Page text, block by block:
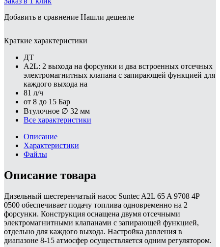
Добавить в сравнение Нашли дешевле
Краткие характеристики
ДТ
A2L: 2 выхода на форсунки и два встроенных отсечных
электромагнитных клапана с запирающей функцией для
каждого выхода на
81 л/ч
от 8 до 15 Бар
Втулочное ∅ 32 мм
Все характеристики
Описание
Характеристики
Файлы
Описание товара
Дизельный шестеренчатый насос Suntec A2L 65 A 9708 4P
0500 обеспечивает подачу топлива одновременно на 2
форсунки. Конструкция оснащена двумя отсечными
электромагнитными клапанами с запирающей функцией,
отдельно для каждого выхода. Настройка давления в
диапазоне 8-15 атмосфер осуществляется одним регулятором.